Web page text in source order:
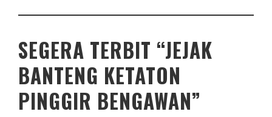
SEGERA TERBIT “JEJAK
BANTENG KETATON
PINGGIR BENGAWAN”